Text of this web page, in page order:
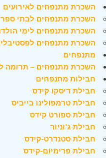
השכרת מתנפחים לאירועים
השכרת מתנפחים לבתי ספר
השכרת מתנפחים לימי
השכרת מתנפחים
מתנפחים
השכרת מתנפחים – תרומה
חבילות מתנפחים
חבילת דיסקו קידס
חבילת טרמפולינו בייביס
חבילת ספורט קידס
חבילת ג'וניור
חבילת סטנדרט-קידס
חבילת פרימיום-קידס